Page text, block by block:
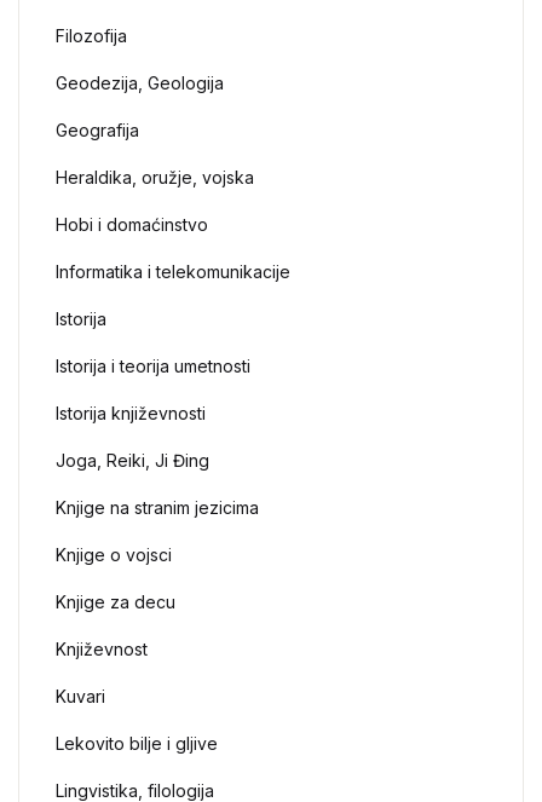
Filozofija
Geodezija, Geologija
Geografija
Heraldika, oružje, vojska
Hobi i domaćinstvo
Informatika i telekomunikacije
Istorija
Istorija i teorija umetnosti
Istorija književnosti
Joga, Reiki, Ji Đing
Knjige na stranim jezicima
Knjige o vojsci
Knjige za decu
Književnost
Kuvari
Lekovito bilje i gljive
Lingvistika, filologija